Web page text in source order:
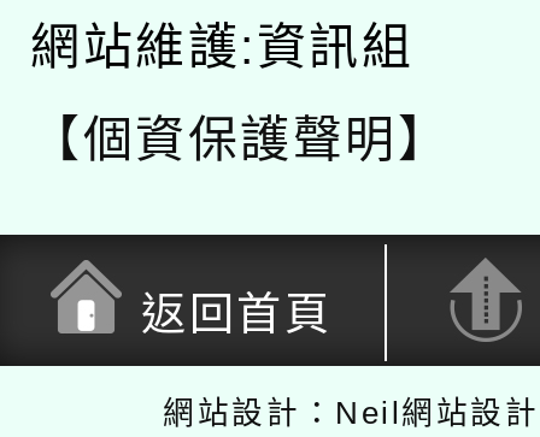
網站維護:資訊組
【個資保護聲明】
返回首頁
網站設計：Neil網站設